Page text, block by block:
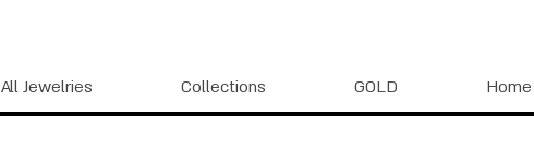
Home
GOLD
Collections
All Jewelries